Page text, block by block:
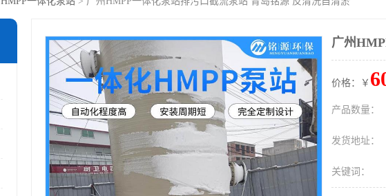
广州
价格：￥
产品数量：
发货地址：
关键词：